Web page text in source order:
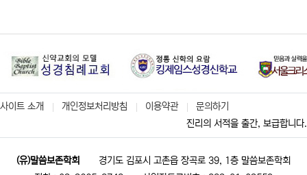
사이트 소개 개인정보처리방침 이용약관
문의하기
진리의 서적을 출간, 보급합니다.
(유)말씀보존학회
경기도 김포시 고촌읍 장곡로 39, 1층 말씀보존학회